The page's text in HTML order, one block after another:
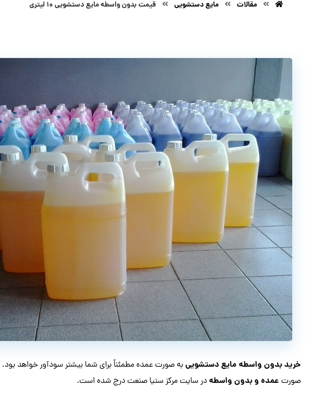
مقالات مایع دستشویی قیمت بدون واسطه مایع دستشویی ۱۰ لیتری
خرید بدون واسطه مایع دستشوییبه صورت عمده مطمئناً برای شما بیشتر سودآور خواهد بود.
صورتعمده و بدون واسطهدر سایت مرکز ستیا صنعت درج شده است.